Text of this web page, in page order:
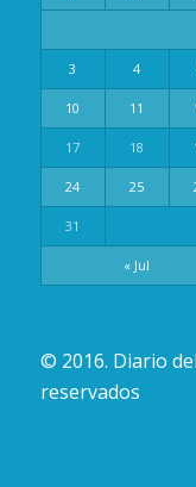
« Jul
3 4
10 11
17 18
24 25
31
© 2016. Diario
reservados